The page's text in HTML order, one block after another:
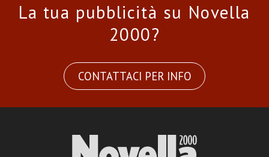
La tua pubblicità su Novella
2000?
CONTATTACI PER INFO